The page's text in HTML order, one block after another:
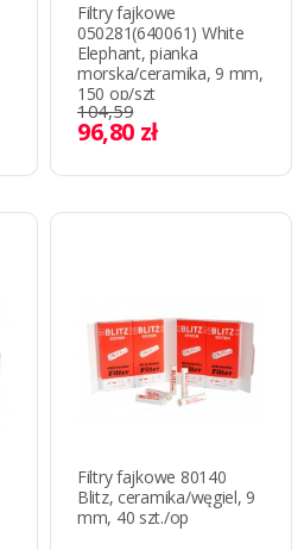
Filtry fajkowe
050281(640061) White
Elephant, pianka
morska/ceramika, 9 mm,
150 op/szt
104,59
96,80 zł
Filtry fajkowe 80140
Blitz, ceramika/węgiel, 9
mm, 40 szt./op